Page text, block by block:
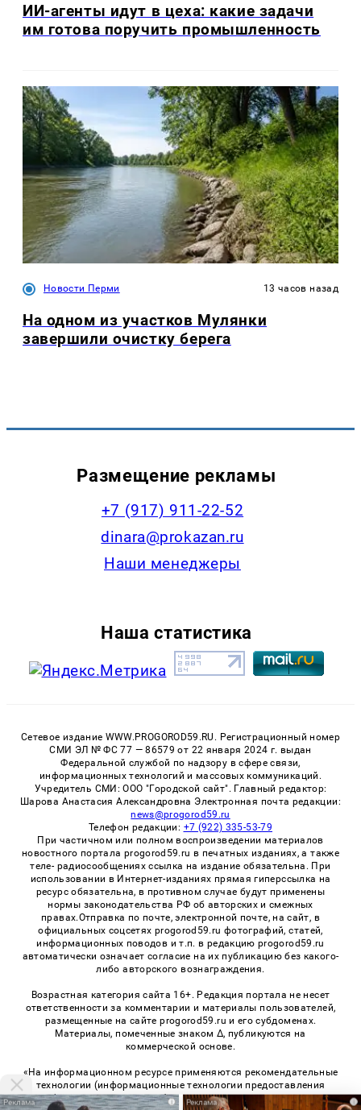
ИИ-агенты идут в цеха: какие задачи
им готова поручить промышленность
Новости Перми 13 часов назад
На одном из участков Мулянки
завершили очистку берега
Размещение рекламы
+7 (917) 911-22-52
dinara@prokazan.ru
Наши менеджеры
Наша статистика
Сетевое издание WWW.PROGOROD59.RU. Регистрационный номер
СМИ ЭЛ № ФС 77 — 86579 от 22 января 2024 г. выдан
Федеральной службой по надзору в сфере связи,
информационных технологий и массовых коммуникаций.
Учредитель СМИ: ООО "Городской сайт". Главный редактор:
Шарова Анастасия Александровна Электронная почта редакции:
news@progorod59.ru
Телефон редакции: +7 (922) 335-53-79
При частичном или полном воспроизведении материалов
новостного портала progorod59.ru в печатных изданиях, а также
теле- радиосообщениях ссылка на издание обязательна. При
использовании в Интернет-изданиях прямая гиперссылка на
ресурс обязательна, в противном случае будут применены
нормы законодательства РФ об авторских и смежных
правах.Отправка по почте, электронной почте, на сайт, в
официальных соцсетях progorod59.ru фотографий, статей,
информационных поводов и т.п. в редакцию progorod59.ru
автоматически означает согласие на их публикацию без какого-
либо авторского вознаграждения.
Возрастная категория сайта 16+. Редакция портала не несет
ответственности за комментарии и материалы пользователей,
размещенные на сайте progorod59.ru и его субдоменах.
Материалы, помеченные знаком Δ, публикуются на
коммерческой основе.
«На информационном ресурсе применяются рекомендательные
технологии (информационные технологии предоставления
информации на основе сбора, систематизации и анализа
i i